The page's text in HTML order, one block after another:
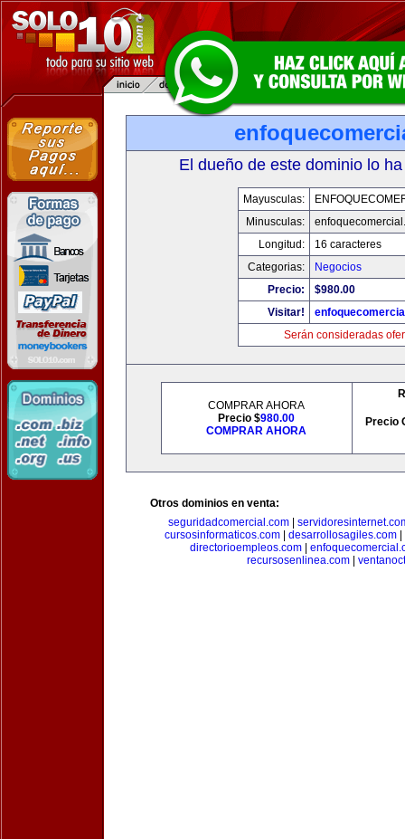
El dueño de este dominio lo
Mayusculas:
Minusculas:
Longitud:
16 caracteres
Categorias:
Negocios
Precio:
$980.00
Visitar!
Serán consideradas
COMPRAR AHORA
Precio $980.00
COMPRAR AHORA
Precio
Otros dominios en venta:
seguridadcomercial.com|
cursosinformaticos.com
desarrollosagiles.com
directorioempleos.com
recursosenlinea.com|